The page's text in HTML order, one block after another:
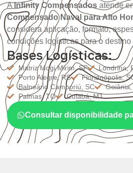
AInfinity Compensados atende
Compensado Naval para Alto
considera aplicação, formato,
condições logísticas para o destino
Bases Logísticas:
Matriz Mogi Mirim, SP Londrina,
Porto Alegre, RS
Florianópolis,
Balneário Camboriú, SC
Palmas, TO
Cuiabá, MT
Consultar disponibilidade